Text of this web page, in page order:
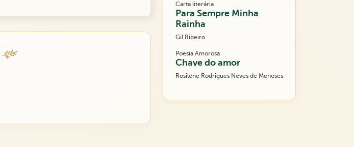
Carta literária
Para Sempre Minha
Rainha
Gil Ribeiro
Poesia Amorosa
Chave do amor
Rosilene Rodrigues Neves de Meneses